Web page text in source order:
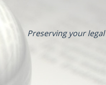
Preserving your